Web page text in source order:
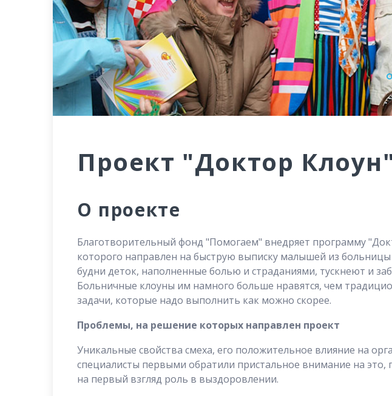
Проект "Доктор
О проекте
Благотворительный фонд "Помогаем" внедряет программу
которого направлен на быструю выписку малышей из
будни деток, наполненные болью и страданиями, тускнеют и
Больничные клоуны им намного больше нравятся, чем
задачи, которые надо выполнить как можно скорее.
Проблемы, на решение которых направлен проект
Уникальные свойства смеха, его положительное влияние на
специалисты первыми обратили пристальное внимание на
на первый взгляд роль в выздоровлении.